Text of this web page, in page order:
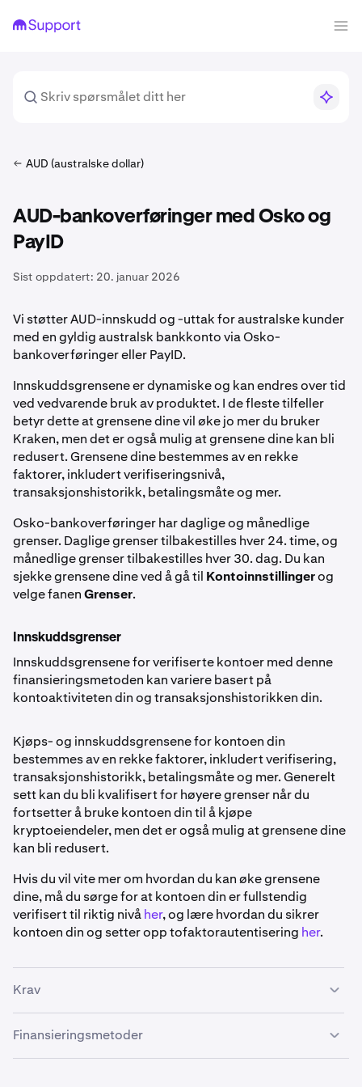
AUD (australske dollar)
AUD-bankoverføringer med Osko og
PayID
Sist oppdatert: 20. januar 2026
Vi støtter AUD-innskudd og -uttak for australske kunder
med en gyldig australsk bankkonto via Osko-
bankoverføringer eller PayID.
Innskuddsgrensene er dynamiske og kan endres over tid
ved vedvarende bruk av produktet. I de fleste tilfeller
betyr dette at grensene dine vil øke jo mer du bruker
Kraken, men det er også mulig at grensene dine kan bli
redusert. Grensene dine bestemmes av en rekke
faktorer, inkludert verifiseringsnivå,
transaksjonshistorikk, betalingsmåte og mer.
Osko-bankoverføringer har daglige og månedlige
grenser. Daglige grenser tilbakestilles hver 24. time, og
månedlige grenser tilbakestilles hver 30. dag. Du kan
sjekke grensene dine ved å gå til Kontoinnstillingerog
velge fanenGrenser.
Innskuddsgrenser
Innskuddsgrensene for verifiserte kontoer med denne
finansieringsmetoden kan variere basert på
kontoaktiviteten din og transaksjonshistorikken din.
Kjøps- og innskuddsgrensene for kontoen din
bestemmes av en rekke faktorer, inkludert verifisering,
transaksjonshistorikk, betalingsmåte og mer. Generelt
sett kan du bli kvalifisert for høyere grenser når du
fortsetter å bruke kontoen din til å kjøpe
kryptoeiendeler, men det er også mulig at grensene dine
kan bli redusert.
Hvis du vil vite mer om hvordan du kan øke grensene
dine, må du sørge for at kontoen din er fullstendig
verifisert til riktig nivåher, og lære hvordan du sikrer
kontoen din og setter opp tofaktorautentisering her.
Krav
• Kraken-kontoen din må være
• Kraken-kontoen din må være registrert i Australia.
Finansieringsmetoder